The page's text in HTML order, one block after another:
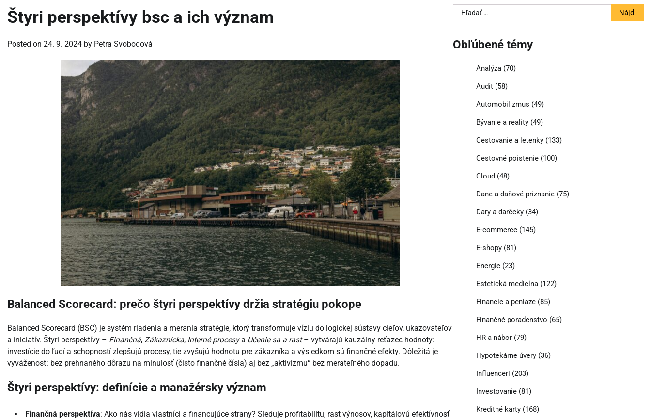
Štyri perspektívy bsc a ich význam
Posted on 24. 9. 2024 by Petra Svobodová
Balanced Scorecard: prečo štyri perspektívy držia stratégiu pokope
Balanced Scorecard (BSC) je systém riadenia a merania stratégie, ktorý transformuje víziu do logickej sústavy cieľov, ukazovateľov
a iniciatív. Štyri perspektívy – Finančná, Zákaznícka, Interné procesya Učenie sa a rast– vytvárajú kauzálny reťazec hodnoty:
investície do ľudí a schopností zlepšujú procesy, tie zvyšujú hodnotu pre zákazníka a výsledkom sú finančné efekty. Dôležitá je
vyváženosť: bez prehnaného dôrazu na minulosť (čisto finančné čísla) aj bez „aktivizmu“ bez merateľného dopadu.
Štyri perspektívy: definície a manažérsky význam
Finančná perspektíva: Ako nás vidia vlastníci a financujúce strany? Sleduje profitabilitu, rast výnosov, kapitálovú efektívnosť
Hľadať:
Obľúbené témy
Analýza(70)
Audit(58)
Automobilizmus (49)
Bývanie a reality(49)
Cestovanie a letenky(133)
Cestovné poistenie(100)
Cloud (48)
Dane a daňové priznanie(75)
Dary a darčeky(34)
E-commerce(145)
E-shopy(81)
Energie(23)
Estetická medicína(122)
Financie a peniaze(85)
Finančné poradenstvo (65)
HR a nábor(79)
Hypotekárne úvery(36)
Influenceri (203)
Investovanie(81)
Kreditné karty(168)